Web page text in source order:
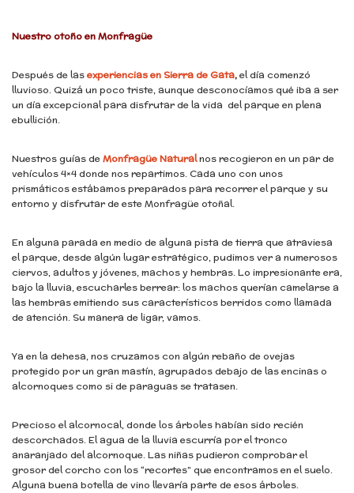
Nuestro otoño en Monfragüe
Después de lasexperiencias en Sierra de Gata,el día comenzó
lluvioso. Quizá un poco triste, aunque desconocíamos qué iba a ser
un día excepcional para disfrutar de la vida del parque en plena
ebullición.
Nuestros guías deMonfragüe Naturalnos recogieron en un par de
vehículos 4×4 donde nos repartimos. Cada uno con unos
prismáticos estábamos preparados para recorrer el parque y su
entorno y disfrutar de este Monfragüe otoñal.
En alguna parada en medio de alguna pista de tierra que atraviesa
el parque, desde algún lugar estratégico, pudimos ver a numerosos
ciervos, adultos y jóvenes, machos y hembras. Lo impresionante era,
bajo la lluvia, escucharles berrear: los machos querían camelarse a
las hembras emitiendo sus característicos berridos como llamada
de atención. Su manera de ligar, vamos.
Ya en la dehesa, nos cruzamos con algún rebaño de ovejas
protegido por un gran mastín, agrupados debajo de las encinas o
alcornoques como si de paraguas se tratasen.
Precioso el alcornocal, donde los árboles habían sido recién
descorchados. El agua de la lluvia escurría por el tronco
anaranjado del alcornoque. Las niñas pudieron comprobar el
grosor del corcho con los “recortes” que encontramos en el suelo.
Alguna buena botella de vino llevaría parte de esos árboles.